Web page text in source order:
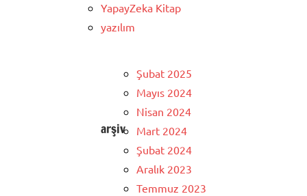
YapayZeka Kitap
yazılım
arşiv
Şubat 2025
Mayıs 2024
Nisan 2024
Mart 2024
Şubat 2024
Aralık 2023
Temmuz 2023